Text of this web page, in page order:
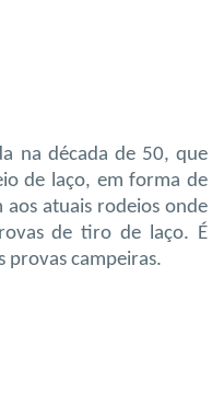
na década de 50, que
de laço, em forma de
atuais rodeios onde
de tiro de laço. É
provas campeiras.